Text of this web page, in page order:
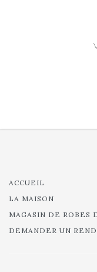
ACCUEIL
LA MAISON
MAGASIN DE ROBES
DEMANDER UN